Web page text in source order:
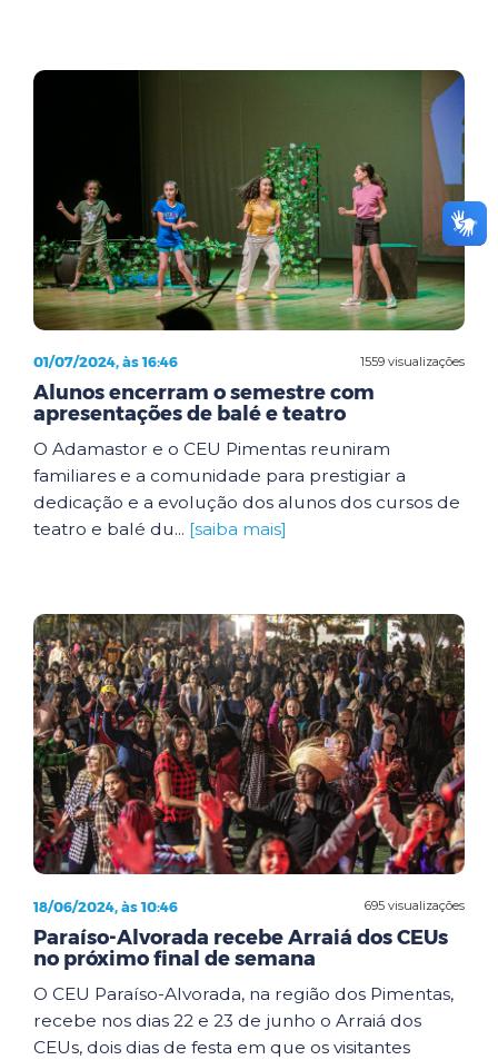
1559 visualizações
01/07/2024, às 16:46
Alunos encerram o semestre com
apresentações de balé e teatro
O Adamastor e o CEU Pimentas reuniram
familiares e a comunidade para prestigiar a
dedicação e a evolução dos alunos dos cursos de
teatro e balé du... [saiba mais]
695 visualizações
18/06/2024, às 10:46
Paraíso-Alvorada recebe Arraiá dos CEUs
no próximo final de semana
O CEU Paraíso-Alvorada, na região dos Pimentas,
recebe nos dias 22 e 23 de junho o Arraiá dos
CEUs, dois dias de festa em que os visitantes